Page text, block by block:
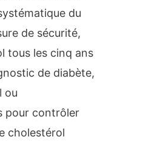
du
de sécurité,
tous les cinq ans
de diabète,
ou
pour contrôler
cholestérol